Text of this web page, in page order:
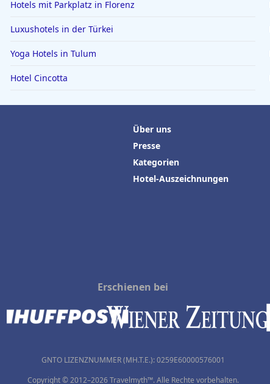
Hotels mit Parkplatz in Florenz
Luxushotels in der Türkei
Yoga Hotels in Tulum
Hotel Cincotta
Über uns
Presse
Kategorien
Hotel-Auszeichnungen
Erschienen bei
GNTO LIZENZNUMMER (MH.T.E.): 0259Ε60000576001
Copyright © 2012–2026 Travelmyth™. Alle Rechte vorbehalten.